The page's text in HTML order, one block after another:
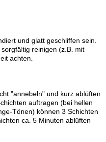
und glatt geschliffen sein.
reinigen (z.B. mit
achten.
"annebeln" und kurz ablüften
auftragen (bei hellen
Tönen) können 3 Schichten
ca. 5 Minuten ablüften